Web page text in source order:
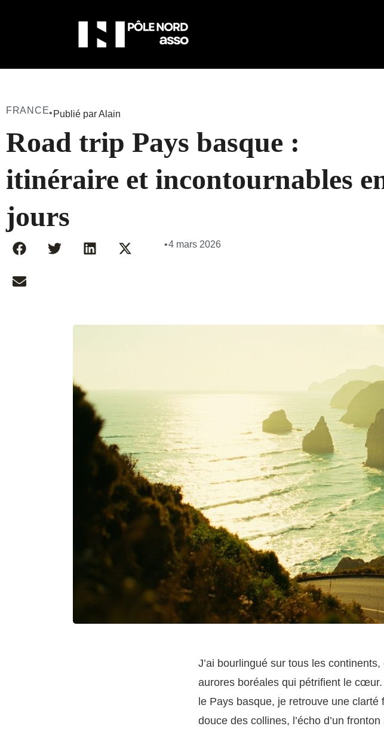
FRANCE• Publié par Alain
Road trip Pays basque :
itinéraire et incontournables
jours
•4 mars 2026
J’ai bourlingué sur tous les
aurores boréales qui pétrifient le
le Pays basque, je retrouve une clarté
douce des collines, l’écho d’un